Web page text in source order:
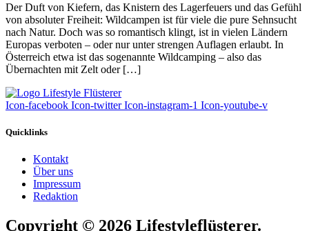
Der Duft von Kiefern, das Knistern des Lagerfeuers und das Gefühl
von absoluter Freiheit: Wildcampen ist für viele die pure Sehnsucht
nach Natur. Doch was so romantisch klingt, ist in vielen Ländern
Europas verboten – oder nur unter strengen Auflagen erlaubt. In
Österreich etwa ist das sogenannte Wildcamping – also das
Übernachten mit Zelt oder […]
Icon-facebook Icon-twitter Icon-instagram-1 Icon-youtube-v
Quicklinks
Kontakt
Über uns
Impressum
Redaktion
Copyright © 2026 Lifestyleflüsterer.